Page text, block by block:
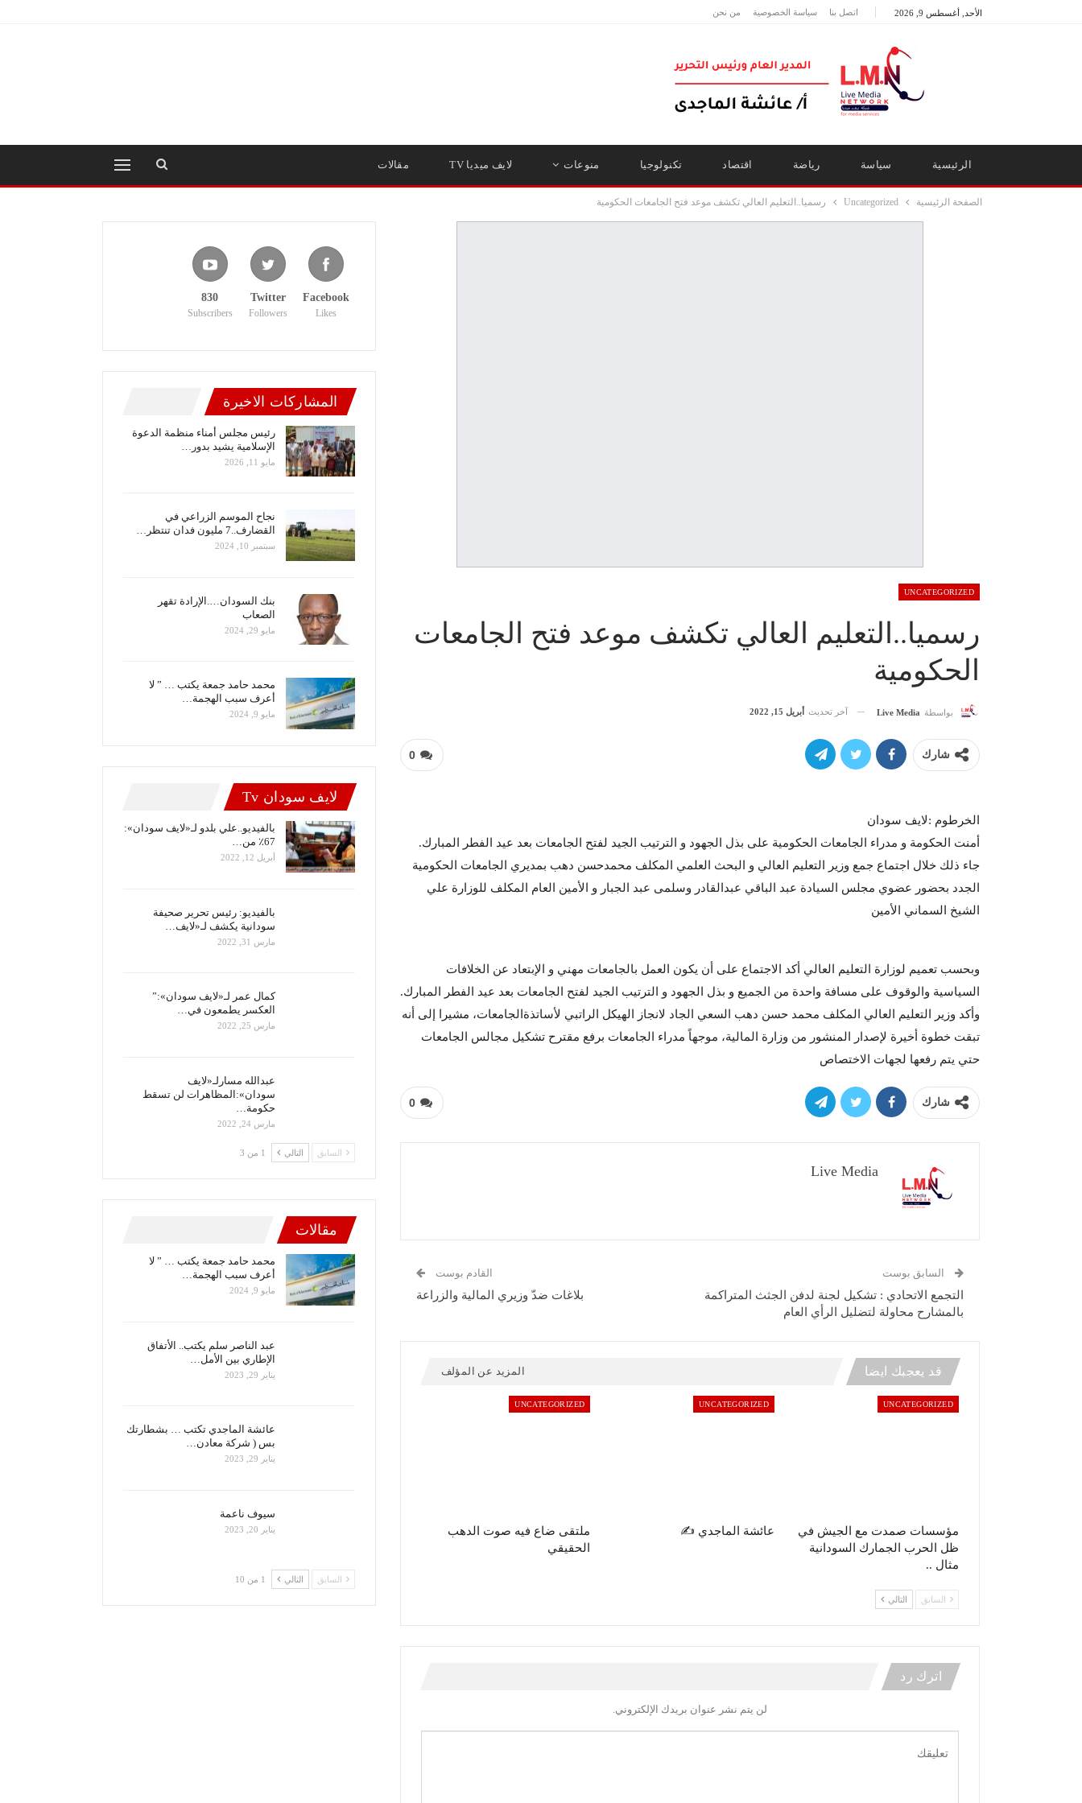
الأحد, أغسطس 9, 2026 اتصل بنا سياسة الخصوصية من نحن
الرئيسية سياسة رياضة اقتصاد تكنولوجيا منوعات لايف ميديا TV مقالات
الصفحة الرئيسية Uncategorized رسميا..التعليم العالي تكشف موعد فتح الجامعات الحكومية
UNCATEGORIZED
رسميا..التعليم العالي تكشف موعد فتح الجامعات
الحكومية
بواسطة Live Media آخر تحديث أبريل 15, 2022
0 شارك
الخرطوم :لايف سودان
أمنت الحكومة و مدراء الجامعات الحكومية على بذل الجهود و الترتيب الجيد لفتح الجامعات بعد عید الفطر المبارك.
جاء ذلك خلال اجتماع جمع وزير التعليم العالي و البحث العلمي المكلف محمدحسن دهب بمديري الجامعات الحكومية
الجدد بحضور عضوي مجلس السيادة عبد الباقي عبدالقادر وسلمى عبد الجبار و الأمين العام المكلف للوزارة علي
الشيخ السماني الأمين
وبحسب تعميم لوزارة التعليم العالي أكد الاجتماع على أن يكون العمل بالجامعات مهني و الإبتعاد عن الخلافات
السياسية والوقوف على مسافة واحدة من الجميع و بذل الجهود و الترتيب الجيد لفتح الجامعات بعد عيد الفطر المبارك.
وأكد وزير التعليم العالي المكلف محمد حسن دهب السعي الجاد لانجاز الهيكل الراتبي لأساتذةالجامعات، مشيرا إلى أنه
تبقت خطوة أخيرة لإصدار المنشور من وزارة المالية، موجهاً مدراء الجامعات برفع مقترح تشكيل مجالس الجامعات
حتي يتم رفعها لجهات الاختصاص
0 شارك
Live Media
السابق بوست
التجمع الاتحادي : تشكيل لجنة لدفن الجثث المتراكمة
بالمشارح محاولة لتضليل الرأي العام
القادم بوست
بلاغات ضدّ وزيري المالية والزراعة
قد يعجبك ايضا المزيد عن المؤلف
UNCATEGORIZED
مؤسسات صمدت مع الجيش في
ظل الحرب الجمارك السودانية
مثال ..
UNCATEGORIZED
عائشة الماجدي ✍️
UNCATEGORIZED
ملتقى ضاع فيه صوت الدهب
الحقيقي
السابق التالي
اترك رد
لن يتم نشر عنوان بريدك الإلكتروني.
Facebook
Likes
Twitter
Followers
830
Subscribers
المشاركات الاخيرة
رئيس مجلس أمناء منظمة الدعوة
الإسلامية يشيد بدور…
مايو 11, 2026
نجاح الموسم الزراعي في
القضارف..7 مليون فدان تنتظر…
سبتمبر 10, 2024
بنك السودان….الإرادة تقهر
الصعاب
مايو 29, 2024
محمد حامد جمعة يكتب … ” لا
أعرف سبب الهجمة…
مايو 9, 2024
لايف سودان Tv
بالفيديو..علي بلدو لـ«لايف سودان»:
67٪ من…
أبريل 12, 2022
بالفيديو: رئيس تحرير صحيفة
سودانية يكشف لـ«لايف…
مارس 31, 2022
كمال عمر لـ«لايف سودان»:”
العكسر يطمعون في…
مارس 25, 2022
عبدالله مسارلـ«لايف
سودان»:المظاهرات لن تسقط
حكومة…
مارس 24, 2022
السابق التالي 1 من 3
مقالات
محمد حامد جمعة يكتب … ” لا
أعرف سبب الهجمة…
مايو 9, 2024
عبد الناصر سلم يكتب.. الأتفاق
الإطاري بين الأمل…
يناير 29, 2023
عائشة الماجدي تكتب … بشطارتك
بس ( شركة معادن…
يناير 29, 2023
سيوف ناعمة
يناير 20, 2023
السابق التالي 1 من 10